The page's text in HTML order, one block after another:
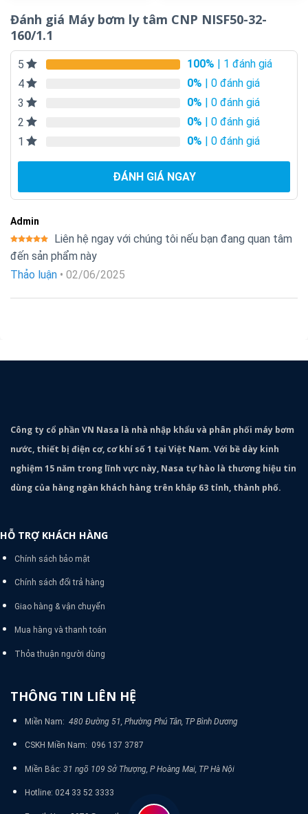
Đánh giá Máy bơm ly tâm CNP NISF50-32-
160/1.1
5 100% | 1 đánh giá
4
0% | 0 đánh giá
3
0% | 0 đánh giá
2
0% | 0 đánh giá
1
0% | 0 đánh giá
ĐÁNH GIÁ NGAY
Admin
Được xếp
hạng 55
Liên hệ ngay với chúng tôi nếu bạn đang quan tâm
đến sản phẩm này
Thảo luận • 02/06/2025
Công ty cổ phần VN Nasa là nhà nhập khẩu và phân phối máy bơm
nước, thiết bị điện cơ, cơ khí số 1 tại Việt Nam. Với bề dày kinh
nghiệm 15 năm trong lĩnh vực này, Nasa tự hào là thương hiệu tin
dùng của hàng ngàn khách hàng trên khắp 63 tỉnh, thành phố.
HỖ TRỢ KHÁCH HÀNG
Chính sách bảo mật
Chính sách đổi trả hàng
Giao hàng & vận chuyển
Mua hàng và thanh toán
Thỏa thuận người dùng
THÔNG TIN LIÊN HỆ
Miền Nam: 480 Đường 51, Phường Phú Tân, TP Bình Dương
CSKH Miền Nam: 096 137 3787
Miền Bắc: 31 ngõ 109 Sở Thượng, P Hoàng Mai, TP Hà Nội
Hotline: 024 33 52 3333